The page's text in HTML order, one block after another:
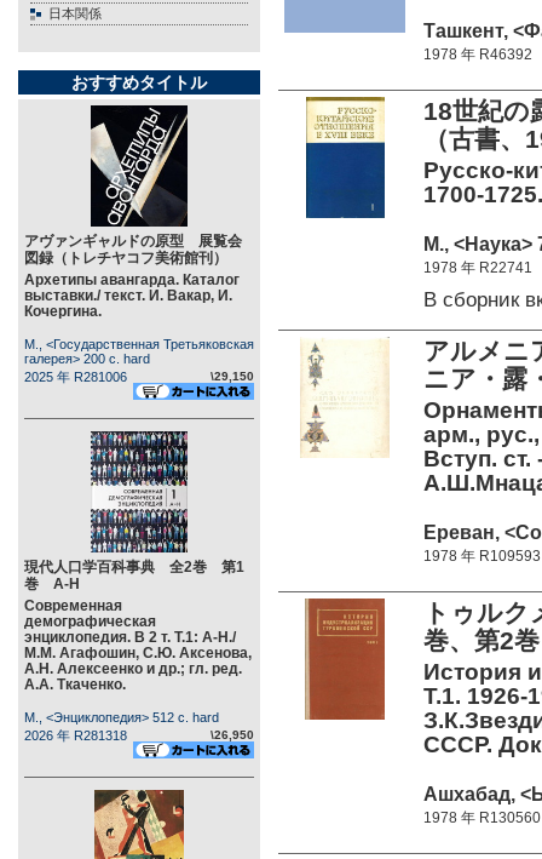
日本関係
おすすめタイトル
アヴァンギャルドの原型 展覧会
図録（トレチヤコフ美術館刊）
Архетипы авангарда. Каталог
выставки./ текст. И. Вакар, И.
Кочергина.
М., <Государственная Третьяковская
галерея> 200 c. hard
2025 年 R281006
\29,150
現代人口学百科事典 全2巻 第1
巻 А-Н
Современная
демографическая
энциклопедия. В 2 т. Т.1: А-Н./
М.М. Агафошин, С.Ю. Аксенова,
А.Н. Алексеенко и др.; гл. ред.
А.А. Ткаченко.
М., <Энциклопедия> 512 c. hard
2026 年 R281318
\26,950
Ташкент,
1978 年 R46392
18世紀
（古書、
Русско-
1700-
М., <Наука>
1978 年 R22741
В сборник
アルメ
ニア・露
арм.,
Вступ.
Ереван,
1978 年 R109593
トゥル
巻、第2
История
Т.1. 1926-
СССР.
Ашхабад,
1978 年 R130560